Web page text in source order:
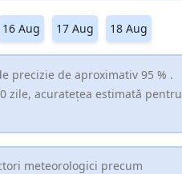
16 Aug 17 Aug 18 Aug
precizie de aproximativ 95 % .
zile, acuratețea estimată pentru
meteorologici precum